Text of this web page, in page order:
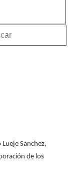
Sanchez,
de los